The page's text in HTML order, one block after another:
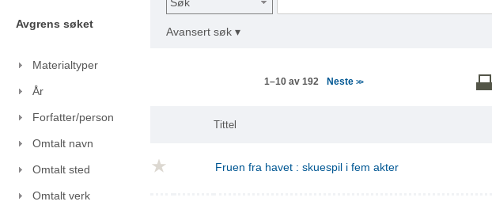
Avgrens søket
Materialtyper
År
Forfatter/person
Omtalt navn
Omtalt sted
Omtalt verk
Avansert søk ▾
1–10 av 192 Neste >>
Tittel
Fruen fra havet : skuespil i fem akter